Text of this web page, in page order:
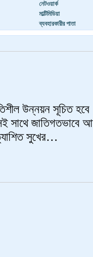
নেটওয়ার্ক
মাল্টিমিডিয়া
ব্যবহারকারীর পাতা
উন্নয়ন সূচিত
সাথে জাতিগতভাবে
সুখের…